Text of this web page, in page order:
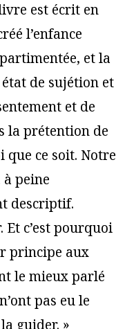
est écrit en
l’enfance
et la
de sujétion et
et de
la prétention de
que ce soit. Notre
peine
descriptif.
c’est pourquoi
principe aux
le mieux parlé
pas eu le
guider. »